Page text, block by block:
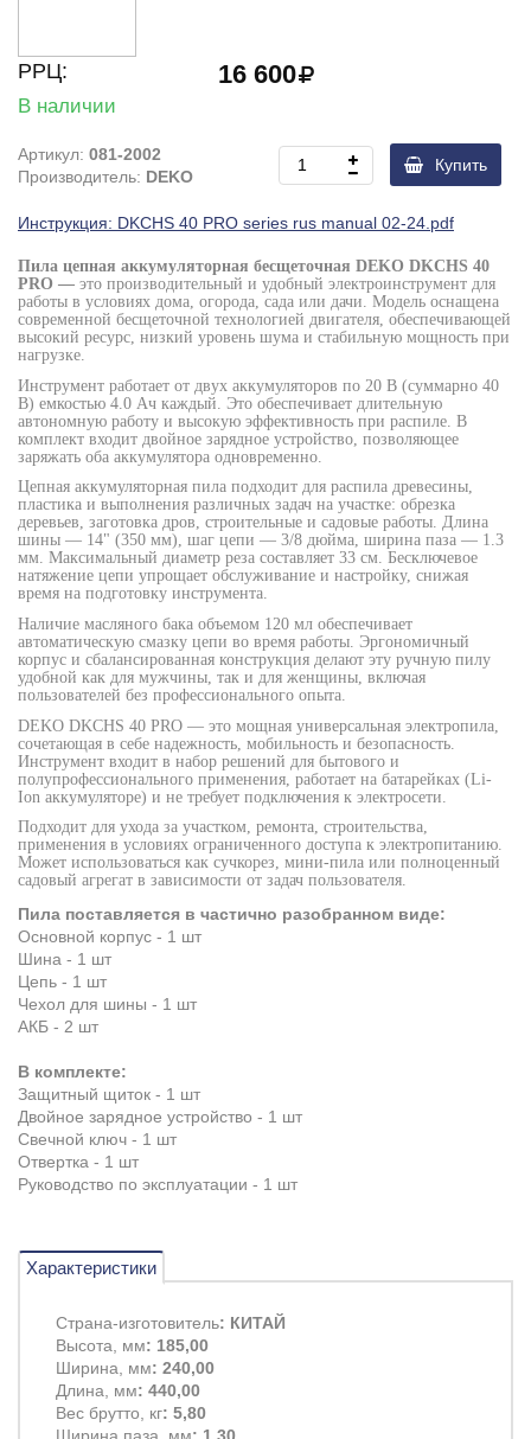
РРЦ: 16 600
В наличии
Артикул: 081-2002
Производитель: DEKO
Купить
Инструкция: DKCHS 40 PRO series rus manual 02-24.pdf
Пила цепная аккумуляторная бесщеточная DEKO DKCHS 40
PRO — это производительный и удобный электроинструмент для
работы в условиях дома, огорода, сада или дачи. Модель оснащена
современной бесщеточной технологией двигателя, обеспечивающей
высокий ресурс, низкий уровень шума и стабильную мощность при
нагрузке.
Инструмент работает от двух аккумуляторов по 20 В (суммарно 40
В) емкостью 4.0 Ач каждый. Это обеспечивает длительную
автономную работу и высокую эффективность при распиле. В
комплект входит двойное зарядное устройство, позволяющее
заряжать оба аккумулятора одновременно.
Цепная аккумуляторная пила подходит для распила древесины,
пластика и выполнения различных задач на участке: обрезка
деревьев, заготовка дров, строительные и садовые работы. Длина
шины — 14" (350 мм), шаг цепи — 3/8 дюйма, ширина паза — 1.3
мм. Максимальный диаметр реза составляет 33 см. Бесключевое
натяжение цепи упрощает обслуживание и настройку, снижая
время на подготовку инструмента.
Наличие масляного бака объемом 120 мл обеспечивает
автоматическую смазку цепи во время работы. Эргономичный
корпус и сбалансированная конструкция делают эту ручную пилу
удобной как для мужчины, так и для женщины, включая
пользователей без профессионального опыта.
DEKO DKCHS 40 PRO — это мощная универсальная электропила,
сочетающая в себе надежность, мобильность и безопасность.
Инструмент входит в набор решений для бытового и
полупрофессионального применения, работает на батарейках (Li-
Ion аккумуляторе) и не требует подключения к электросети.
Подходит для ухода за участком, ремонта, строительства,
применения в условиях ограниченного доступа к электропитанию.
Может использоваться как сучкорез, мини-пила или полноценный
садовый агрегат в зависимости от задач пользователя.
Пила поставляется в частично разобранном виде:
Основной корпус - 1 шт
Шина - 1 шт
Цепь - 1 шт
Чехол для шины - 1 шт
АКБ - 2 шт
В комплекте:
Защитный щиток - 1 шт
Двойное зарядное устройство - 1 шт
Свечной ключ - 1 шт
Отвертка - 1 шт
Руководство по эксплуатации - 1 шт
Характеристики
Страна-изготовитель: КИТАЙ
Высота, мм: 185,00
Ширина, мм: 240,00
Длина, мм: 440,00
Вес брутто, кг: 5,80